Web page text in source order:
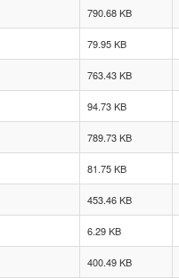
790.68 KB
79.95 KB
763.43 KB
94.73 KB
789.73 KB
81.75 KB
453.46 KB
6.29 KB
400.49 KB